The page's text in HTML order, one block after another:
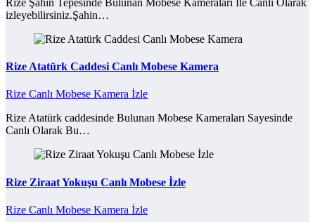
izleyebilirsiniz.Şahin…
Rize Atatürk Caddesi Canlı Mobese Kamera
Rize Canlı Mobese Kamera İzle
Rize Atatürk caddesinde Bulunan Mobese Kameraları Sayesinde
Canlı Olarak Bu…
Rize Ziraat Yokuşu Canlı Mobese İzle
Rize Canlı Mobese Kamera İzle